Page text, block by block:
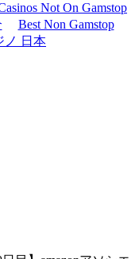
Not On Gamstop
Best Non Gamstop
ノ 日本